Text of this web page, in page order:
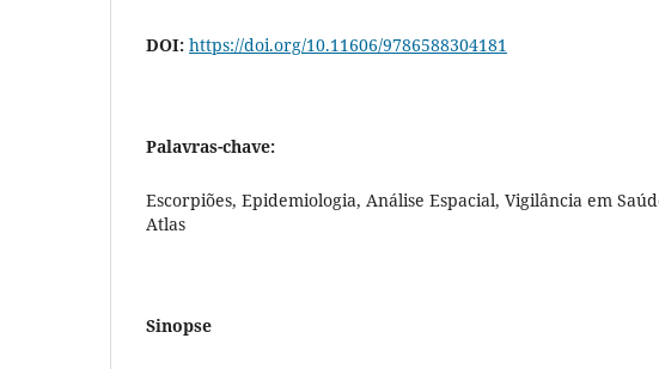
DOI: https://doi.org/10.11606/9786588304181
Palavras-chave:
Escorpiões, Epidemiologia, Análise Espacial, Vigilância em
Atlas
Sinopse